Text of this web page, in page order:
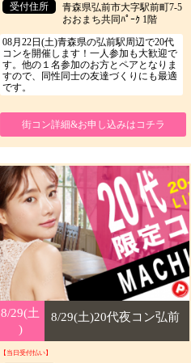
受付住所
青森県弘前市大字駅前町7-5
おおまち共同ﾊﾟｰｸ 1階
08月22日(土)青森県の弘前駅周辺で20代
コンを開催します！一人参加も大歓迎で
す。他の１名参加のお方とペアとなりま
すので、同性同士の友達づくりにも最適
です。
街コン詳細&お申し込みはコチラ
8/29(土
)
8/29(土
)
8/29(土)20代夜コン弘前
【当日受付払い】